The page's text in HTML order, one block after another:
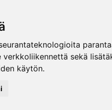
verkkoliikennettä sekä
käytön.